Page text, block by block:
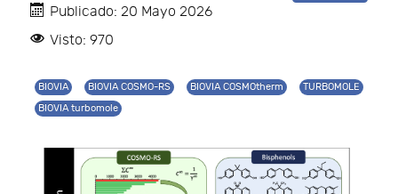
Publicado: 20 Mayo 2026
Visto: 970
BIOVIA BIOVIA COSMO-RS BIOVIA COSMOtherm
TURBOMOLE
BIOVIA turbomole